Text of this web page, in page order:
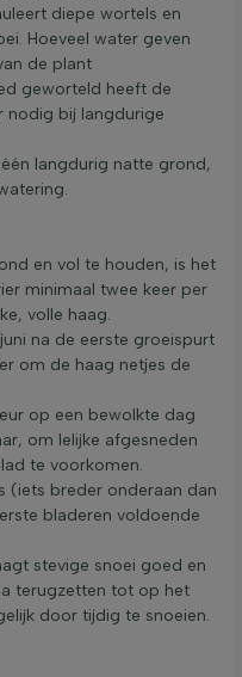
diepe wortels en
Hoeveel water geven
de plant
geworteld heeft de
nodig bij langdurige
langdurig natte grond,
en vol te houden, is het
minimaal twee keer per
volle haag.
na de eerste groeispurt
om de haag netjes de
op een bewolkte dag
om lelijke afgesneden
te voorkomen.
(iets breder onderaan dan
bladeren voldoende
stevige snoei goed en
terugzetten tot op het
door tijdig te snoeien.